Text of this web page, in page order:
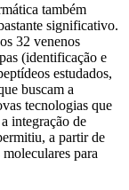
também
significativo.
32 venenos
(identificação e
estudados,
buscam a
tecnologias que
integração de
a partir de
para